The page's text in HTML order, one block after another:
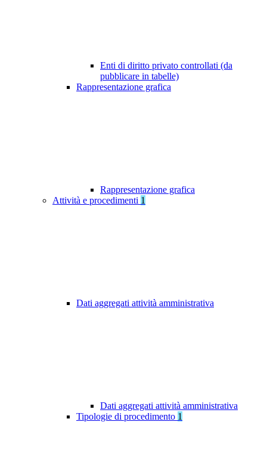
Enti di diritto privato controllati (da
pubblicare in tabelle)
Rappresentazione grafica
Rappresentazione grafica
Attività e procedimenti 1
Dati aggregati attività amministrativa
Dati aggregati attività amministrativa
Tipologie di procedimento 1